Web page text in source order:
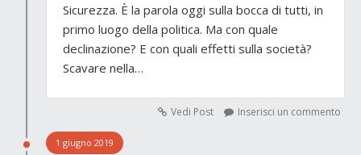
Sicurezza. È la parola oggi sulla bocca di tutti, in
primo luogo della politica. Ma con quale
declinazione? E con quali effetti sulla società?
Scavare nella…
Vedi Post Inserisci un commento
1 giugno 2019